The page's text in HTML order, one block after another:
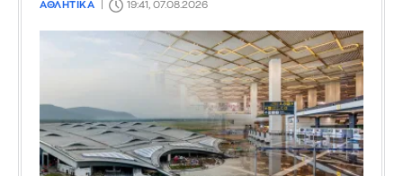
ΑΘΛΗΤΙΚΑ 19:41, 07.08.2026